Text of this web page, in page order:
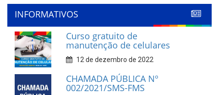
INFORMATIVOS
Curso gratuito de
manutenção de celulares
12 de dezembro de 2022
CHAMADA PÚBLICA Nº
002/2021/SMS-FMS